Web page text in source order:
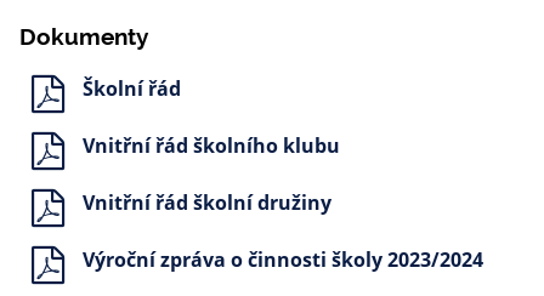
Dokumenty
Školní řád
Vnitřní řád školního klubu
Vnitřní řád školní družiny
Výroční zpráva o činnosti školy 2023/2024